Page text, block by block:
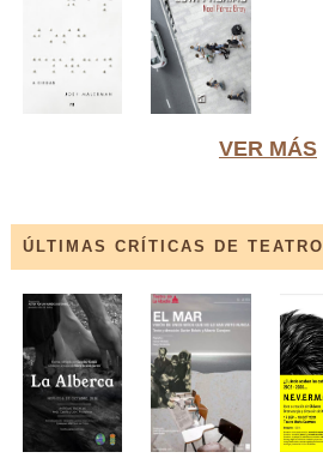
VER MÁS
ÚLTIMAS CRÍTICAS DE TEATRO